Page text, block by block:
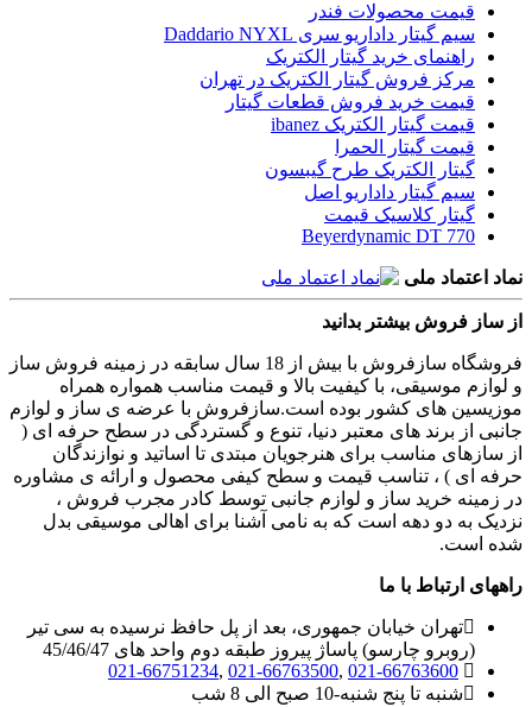
قیمت محصولات فندر
سیم گیتار داداریو سری Daddario NYXL
راهنمای خرید گیتار الکتریک
مرکز فروش گیتار الکتریک در تهران
قیمت خرید فروش قطعات گیتار
قیمت گیتار الکتریک ibanez
قیمت گیتار الحمرا
گیتار الکتریک طرح گیبسون
سیم گیتار داداریو اصل
گیتار کلاسیک قیمت
Beyerdynamic DT 770
نماد اعتماد ملی
از ساز فروش بیشتر بدانید
فروشگاه سازفروش با بیش از 18 سال سابقه در زمینه فروش ساز
و لوازم موسیقی، با کیفیت بالا و قیمت مناسب همواره همراه
موزیسین های کشور بوده است.سازفروش با عرضه ی ساز و لوازم
جانبی از برند های معتبر دنیا، تنوع و گستردگی در سطح حرفه ای (
از سازهای مناسب برای هنرجویان مبتدی تا اساتید و نوازندگان
حرفه ای ) ، تناسب قیمت و سطح کیفی محصول و ارائه ی مشاوره
در زمینه خرید ساز و لوازم جانبی توسط کادر مجرب فروش ،
نزدیک به دو دهه است که به نامی آشنا برای اهالی موسیقی بدل
شده است.
راههای ارتباط با ما
تهران خیابان جمهوری، بعد از پل حافظ نرسیده به سی تیر
(روبرو چارسو) پاساژ پیروز طبقه دوم واحد های 45/46/47
021-66763600
,
021-66763500
,
021-66751234
شنبه تا پنج شنبه-10 صبح الی 8 شب